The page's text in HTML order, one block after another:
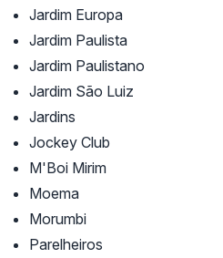
Jardim Europa
Jardim Paulista
Jardim Paulistano
Jardim São Luiz
Jardins
Jockey Club
M'Boi Mirim
Moema
Morumbi
Parelheiros